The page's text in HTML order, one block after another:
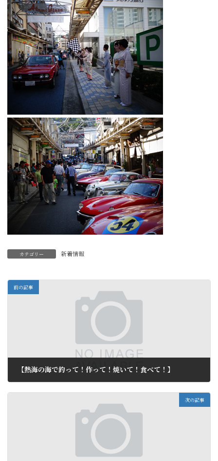
カテゴリー 新着情報
前の記事
【熱海の海で釣って！作って！焼いて！食べて！】
次の記事